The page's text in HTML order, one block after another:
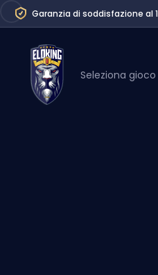
Garanzia di soddisfazione al
Seleziona gioco